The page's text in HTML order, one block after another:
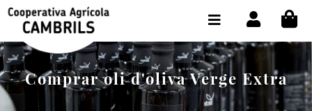
Comprar oli d'oliva Verge Extra
BOTIGA COMPRA ONLINE
LA COOPERATIVA
OLEOTOUR